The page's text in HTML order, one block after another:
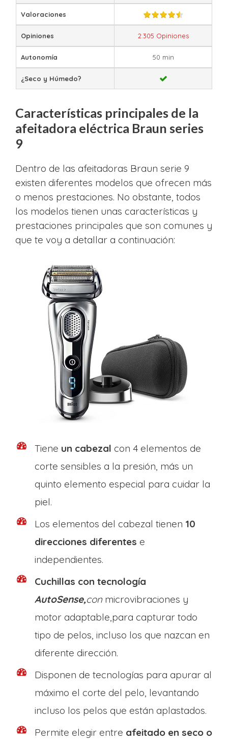
Valoraciones
Opiniones 2.305 Opiniones
Autonomía 50 min
¿Seco y Húmedo?
Características principales de la
afeitadora eléctrica Braun series
9
Dentro de las afeitadoras Braun serie 9
existen diferentes modelos que ofrecen más
o menos prestaciones. No obstante, todos
los modelos tienen unas características y
prestaciones principales que son comunes y
que te voy a detallar a continuación:
Tiene un cabezal con 4 elementos de
corte sensibles a la presión, más un
quinto elemento especial para cuidar la
piel.
Los elementos del cabezal tienen 10
direcciones diferentes e
independientes.
Cuchillas con tecnología
AutoSense,conmicrovibraciones y
motor adaptable,para capturar todo
tipo de pelos, incluso los que nazcan en
diferente dirección.
Disponen de tecnologías para apurar al
máximo el corte del pelo, levantando
incluso los pelos que están aplastados.
Permite elegir entre afeitado en seco o